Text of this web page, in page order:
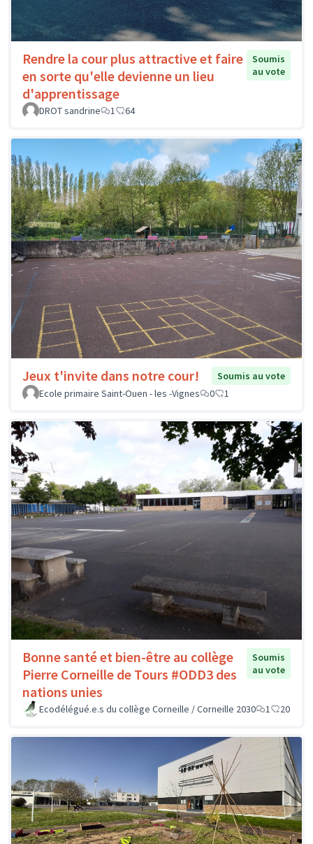
Rendre la cour plus attractive et faire
en sorte qu'elle devienne un lieu
d'apprentissage
Soumis
au vote
DROT sandrine 1 64
Jeux t'invite dans notre cour!
Soumis au vote
Ecole primaire Saint-Ouen - les -Vignes
0 1
Bonne santé et bien-être au collège
Pierre Corneille de Tours #ODD3 des
nations unies
Soumis
au vote
Ecodélégué.e.s du collège Corneille / Corneille 2030 1 20